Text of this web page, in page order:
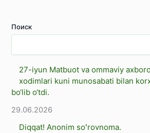
Поиск
27-iyun Matbuot va ommaviy
xodimlari kuni munosabati bilan
bo‘lib o‘tdi.
29.06.2026
Diqqat! Anonim soʻrovnoma.